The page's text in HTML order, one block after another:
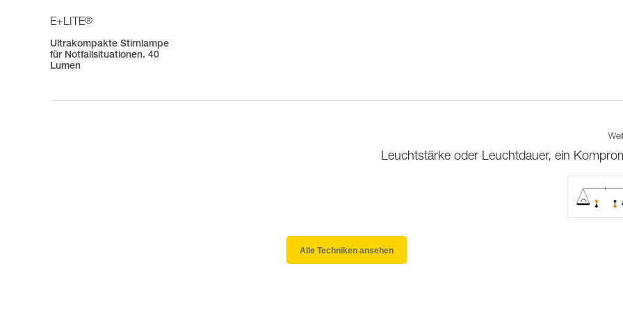
E+LITE®
Ultrakompakte Stirnlampe
für Notfallsituationen. 40
Lumen
Leuchtstärke oder Leuchtdauer, ein
Alle Techniken ansehen